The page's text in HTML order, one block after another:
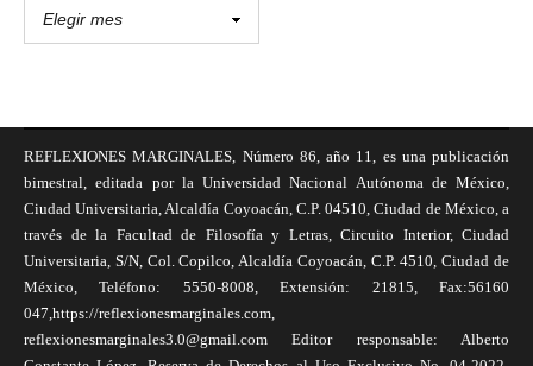
REFLEXIONES MARGINALES, Número 86, año 11, es una publicación
bimestral, editada por la Universidad Nacional Autónoma de México,
Ciudad Universitaria, Alcaldía Coyoacán, C.P. 04510, Ciudad de México, a
través de la Facultad de Filosofía y Letras, Circuito Interior, Ciudad
Universitaria, S/N, Col. Copilco, Alcaldía Coyoacán, C.P. 4510, Ciudad de
México, Teléfono: 5550-8008, Extensión: 21815, Fax:56160
047,https://reflexionesmarginales.com,
reflexionesmarginales3.0@gmail.com Editor responsable: Alberto